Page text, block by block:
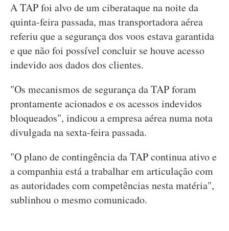
A TAP foi alvo de um ciberataque na noite da
quinta-feira passada, mas transportadora aérea
referiu que a segurança dos voos estava garantida
e que não foi possível concluir se houve acesso
indevido aos dados dos clientes.
"Os mecanismos de segurança da TAP foram
prontamente acionados e os acessos indevidos
bloqueados", indicou a empresa aérea numa nota
divulgada na sexta-feira passada.
"O plano de contingência da TAP continua ativo e
a companhia está a trabalhar em articulação com
as autoridades com competências nesta matéria",
sublinhou o mesmo comunicado.